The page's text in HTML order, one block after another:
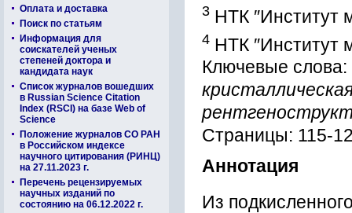
Оплата и доставка
Поиск по статьям
Информация для
соискателей ученых
степеней доктора и
кандидата наук
Список журналов вошедших
в Russian Science Citation
Index (RSCI) на базе Web of
Science
Положение журналов СО РАН
в Российском индексе
научного цитирования (РИНЦ)
на 27.11.2023 г.
Перечень рецензируемых
научных изданий по
состоянию на 06.12.2022 г.
3 НТК ″Институт
4 НТК ″Институт
Ключевые слова:
Страницы: 115-
Аннотация
Из